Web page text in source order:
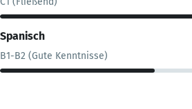
Spanisch
B1-B2 (Gute Kenntnisse)